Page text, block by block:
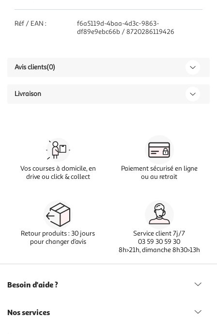
Réf / EAN :
f6a5119d-4baa-4d3c-9863-
df89e9ebc66b / 8720286119426
Avis clients(0)
Livraison
Vos courses à domicile, en
drive ou click & collect
Paiement sécurisé en ligne
ou au retrait
Retour produits : 30 jours
pour changer d’avis
Service client 7j/7
03 59 30 59 30
8h>21h, dimanche 8h30>13h
Besoin d'aide ?
Nos services